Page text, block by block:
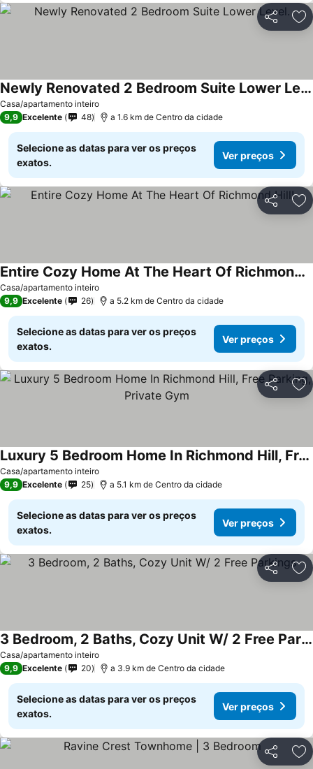
Partilhar
Casa/apartamento inteiro
Newly Renovated 2 Bedroom Suite Lower Level.
9,9 Excelente 48 a 1.6 km de Centro da cidade
Selecione as datas para ver os preços
exatos.
Ver preços
Partilhar
Casa/apartamento inteiro
Entire Cozy Home At The Heart Of Richmond Hill!
9,9 Excelente 26 a 5.2 km de Centro da cidade
Selecione as datas para ver os preços
exatos.
Ver preços
Partilhar
Casa/apartamento inteiro
Luxury 5 Bedroom Home In Richmond Hill, Free Parking, Private Gym
9,9 Excelente 25 a 5.1 km de Centro da cidade
Selecione as datas para ver os preços
exatos.
Ver preços
Partilhar
Casa/apartamento inteiro
3 Bedroom, 2 Baths, Cozy Unit W/ 2 Free Parkings
9,9 Excelente 20 a 3.9 km de Centro da cidade
Selecione as datas para ver os preços
exatos.
Ver preços
Partilhar